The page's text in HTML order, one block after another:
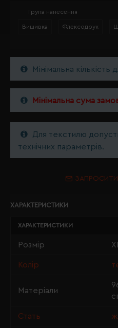
Група нанесення
Вишивка Флексодрук
Мінімальна кількість
Мінімальна сума
Для текстилю
технічних параметрів.
ХАРАКТЕРИСТИКИ
ХАРАКТЕРИСТИКИ
Розмір XL
Колір
Матеріали
Стать